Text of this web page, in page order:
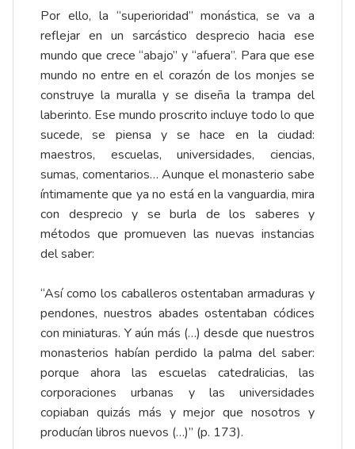
Por ello, la “superioridad” monástica, se va a
reflejar en un sarcástico desprecio hacia ese
mundo que crece “abajo” y “afuera”. Para que ese
mundo no entre en el corazón de los monjes se
construye la muralla y se diseña la trampa del
laberinto. Ese mundo proscrito incluye todo lo que
sucede, se piensa y se hace en la ciudad:
maestros, escuelas, universidades, ciencias,
sumas, comentarios… Aunque el monasterio sabe
íntimamente que ya no está en la vanguardia, mira
con desprecio y se burla de los saberes y
métodos que promueven las nuevas instancias
del saber:
“Así como los caballeros ostentaban armaduras y
pendones, nuestros abades ostentaban códices
con miniaturas. Y aún más (…) desde que nuestros
monasterios habían perdido la palma del saber:
porque ahora las escuelas catedralicias, las
corporaciones urbanas y las universidades
copiaban quizás más y mejor que nosotros y
producían libros nuevos (…)” (p. 173).